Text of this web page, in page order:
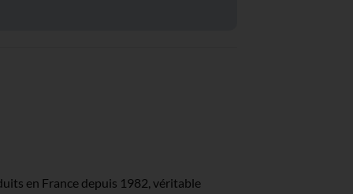
en France depuis 1982, véritable